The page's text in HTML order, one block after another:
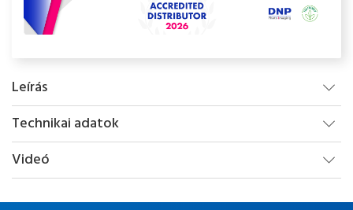
Leírás
Technikai adatok
Videó